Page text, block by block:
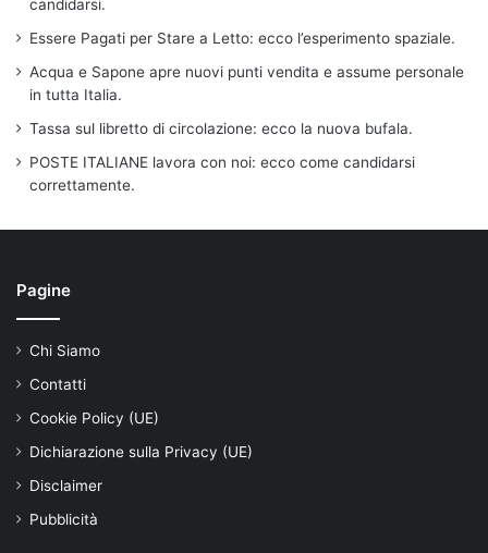
candidarsi.
Essere Pagati per Stare a Letto: ecco l’esperimento spaziale.
Acqua e Sapone apre nuovi punti vendita e assume personale
in tutta Italia.
Tassa sul libretto di circolazione: ecco la nuova bufala.
POSTE ITALIANE lavora con noi: ecco come candidarsi
correttamente.
Pagine
Chi Siamo
Contatti
Cookie Policy (UE)
Dichiarazione sulla Privacy (UE)
Disclaimer
Pubblicità